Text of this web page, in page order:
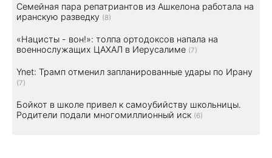
Семейная пара репатриантов из Ашкелона работала на
иранскую разведку (8)
«Нацисты - вон!»: толпа ортодоксов напала на
военнослужащих ЦАХАЛ в Иерусалиме (7)
Ynet: Трамп отменил запланированные удары по Ирану
(7)
Бойкот в школе привел к самоубийству школьницы.
Родители подали многомиллионный иск (6)